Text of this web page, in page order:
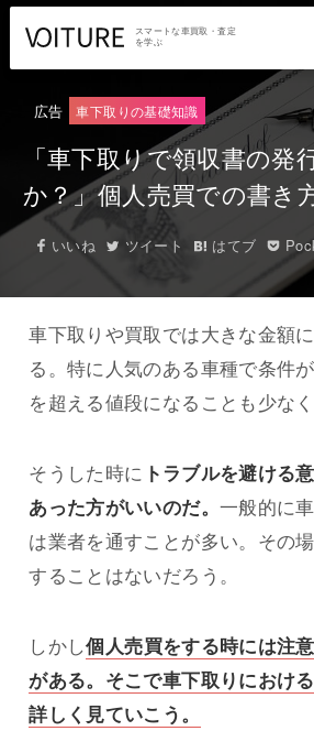
スマートな車買取・査定
を学ぶ
広告 車下取りの基礎知識
「車下取りで領収書の発
か？」個人売買での書き
いいね ツイート はてブ
車下取りや買取では大きな金額
る。特に人気のある車種で条件
を超える値段になることも少なく
そうした時に トラブルを避ける
あった方がいいのだ。 一般的に
は業者を通すことが多い。その
することはないだろう。
しかし個人売買をする時には注
がある。そこで車下取りにおけ
詳しく見ていこう。